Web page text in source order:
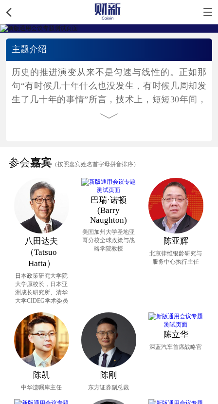
主题介绍
历史的推进演变从来不是匀速与线性的。正如那
句“有时候几十年什么也没发生，有时候几周却发
生了几十年的事情”所言，技术上，短短30年间，
人类实现了从PC时代到移动互联时代，进而到AI
能，人类社会的方方面面都呈现“当惊世界殊”的重
大变化。
但技术和人类认知的变化却并未同步。日新月异的
技术进步，可能与之伴随的是沉疴再现、旧疾复
发。和而不同让位于与邻为壑，丛林法则甚嚣尘
上。世界仍不太平。
面对当下纷繁复杂、变乱交织的情景，现实的应对
是寻找最大公约数，尽可能在有限的共识中寻求机
会与突破。而对各种国际社会行为体而言，则应秉
持韧性与耐心的原则，既保持产业与经济的韧性，
同时对政治和社会层面的对峙乃至冲突予以最大的
耐心。唯有如此，技术的进步方能有规可循、有矩
可依，不至脱缰失控。
参会嘉宾（按照嘉宾姓名首字母拼音排序）
八田达夫
（Tatsuo
Hatta）
日本政策研究大学院
大学原校长，日本亚
洲成长研究所、清华
大学CIDEG学术委员
巴瑞·诺顿
(Barry
Naughton)
美国加州大学圣地亚
哥分校全球政策与战
略学院教授
陈亚辉
北京律维银龄研究与
服务中心执行主任
陈凯
中华遗嘱库主任
陈刚
东方证券副总裁
陈立华
深蓝汽车首席战略官